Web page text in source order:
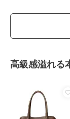
高級感溢れる